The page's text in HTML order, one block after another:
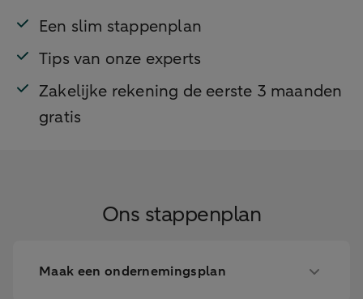
Een slim stappenplan
Tips van onze experts
Zakelijke rekening de eerste 3 maanden
gratis
Ons stappenplan
Maak een ondernemingsplan